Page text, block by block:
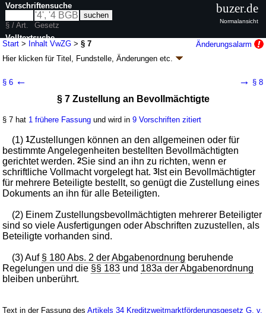
Start > Inhalt VwZG >§ 7
Änderungsalarm
Hier klicken fürTitel, Fundstelle, Änderungen etc.
Abs. 3 G. v. 03.07.2026BGBl. 2026 I Nr. 199
zwangsverfahren
wird in 96 Vorschriften zitiert
§ 6 ← → § 8
§ 7 Zustellung an Bevollmächtigte
§ 7 hat 1 frühere Fassung und wird in9 Vorschriften zitiert
(1)1Zustellungen können an den allgemeinen oder für
bestimmte Angelegenheiten bestellten Bevollmächtigten
gerichtet werden.2Sie sind an ihn zu richten, wenn er
schriftliche Vollmacht vorgelegt hat.3 Ist ein Bevollmächtigter
für mehrere Beteiligte bestellt, so genügt die Zustellung eines
Dokuments an ihn für alle Beteiligten.
(2) Einem Zustellungsbevollmächtigten mehrerer Beteiligter
sind so viele Ausfertigungen oder Abschriften zuzustellen, als
Beteiligte vorhanden sind.
(3) Auf § 180 Abs. 2 der Abgabenordnung beruhende
Regelungen und die §§ 183 und 183a der Abgabenordnung
bleiben unberührt.
Text in der Fassung desArtikels 34 Kreditzweitmarktförderungsgesetz G. v.
Vorschriftensuche
§ / Art.
Gesetz
Volltextsuche
nur in VwZG
buzer.de
Normalansicht